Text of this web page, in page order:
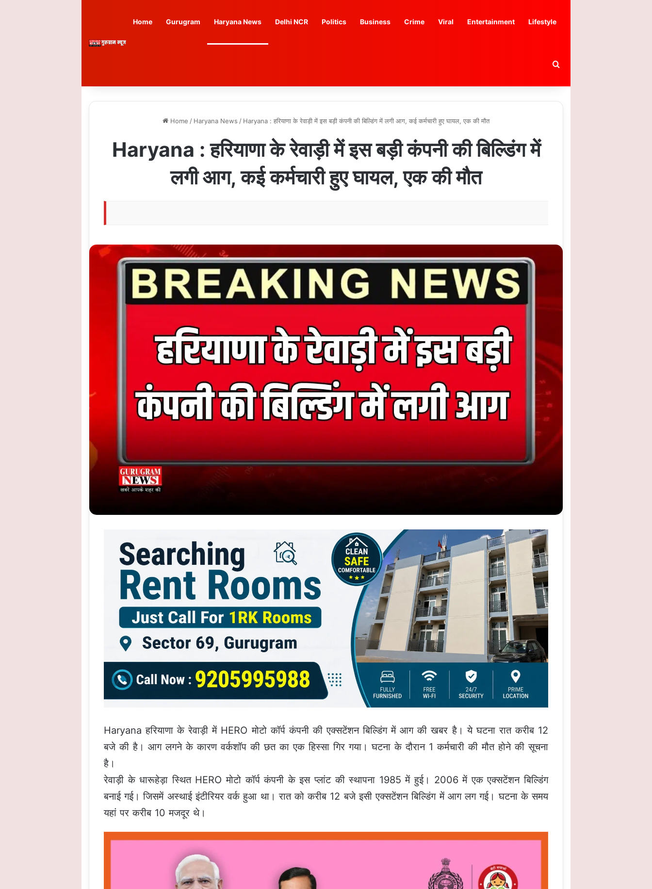
Home Gurugram Haryana News Delhi NCR Politics Business Crime Viral Entertainment Lifestyle
Search for
Home / Haryana News / Haryana : हरियाणा के रेवाड़ी में इस बड़ी कंपनी की बिल्डिंग में लगी आग, कई कर्मचारी हुए घायल, एक की मौत
Haryana : हरियाणा के रेवाड़ी में इस बड़ी कंपनी की बिल्डिंग में
लगी आग, कई कर्मचारी हुए घायल, एक की मौत
Haryana हरियाणा के रेवाड़ी में HERO मोटो कॉर्प कंपनी की एक्सटेंशन बिल्डिंग में आग की खबर है। ये घटना रात करीब 12
बजे की है। आग लगने के कारण वर्कशॉप की छत का एक हिस्सा गिर गया। घटना के दौरान 1 कर्मचारी की मौत होने की सूचना
है।
रेवाड़ी के धारूहेड़ा स्थित HERO मोटो कॉर्प कंपनी के इस प्लांट की स्थापना 1985 में हुई। 2006 में एक एक्सटेंशन बिल्डिंग
बनाई गई। जिसमें अस्थाई इंटीरियर वर्क हुआ था। रात को करीब 12 बजे इसी एक्सटेंशन बिल्डिंग में आग लग गई। घटना के समय
यहां पर करीब 10 मजदूर थे।